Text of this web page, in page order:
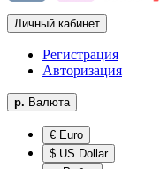
Личный кабинет
Регистрация
Авторизация
р. Валюта
€ Euro
$ US Dollar